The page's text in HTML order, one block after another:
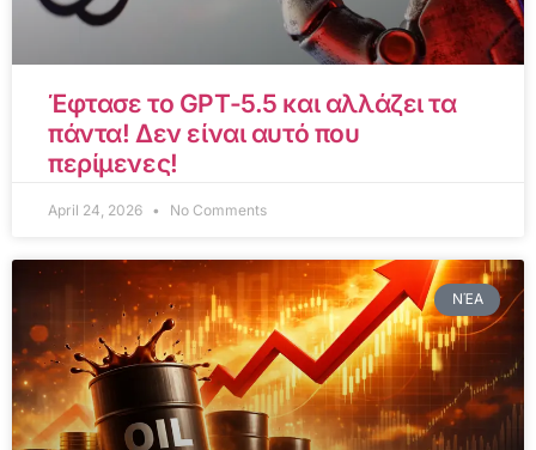
Έφτασε το GPT-5.5 και αλλάζει τα
πάντα! Δεν είναι αυτό που
περίμενες!
April 24, 2026 No Comments
ΝΈΑ